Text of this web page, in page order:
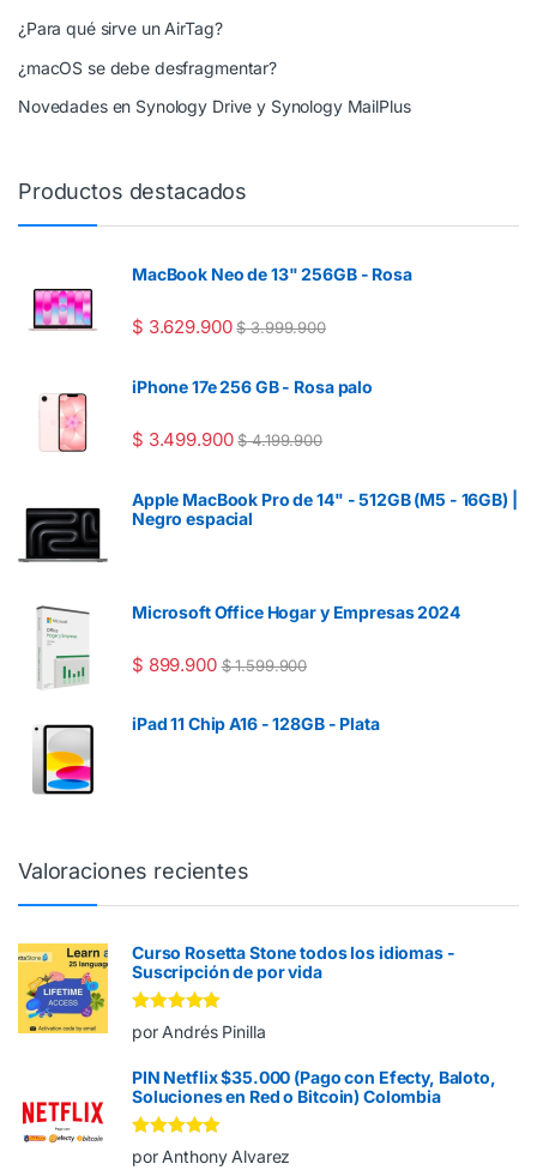
¿Para qué sirve un AirTag?
¿macOS se debe desfragmentar?
Novedades en Synology Drive y Synology MailPlus
Productos destacados
MacBook Neo de 13" 256GB - Rosa
$ 3.629.900 $3.999.900
iPhone 17e 256 GB - Rosa palo
$ 3.499.900 $4.199.900
Apple MacBook Pro de 14" - 512GB (M5 - 16GB) |
Negro espacial
Microsoft Office Hogar y Empresas 2024
$ 899.900 $1.599.900
iPad 11 Chip A16 - 128GB - Plata
Valoraciones recientes
Curso Rosetta Stone todos los idiomas -
Suscripción de por vida
Valorado en5
de 5
por Andrés Pinilla
PIN Netflix $35.000 (Pago con Efecty, Baloto,
Soluciones en Red o Bitcoin) Colombia
Valorado en5
de 5
por Anthony Alvarez